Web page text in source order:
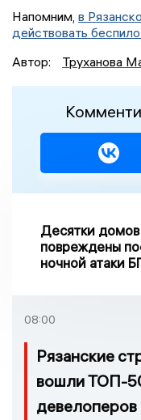
Напомним, в
действовать
Автор:
Труханова
Десятки домов
повреждены
ночной атаки
08:00
Рязанские
вошли ТОП-
девелоперов